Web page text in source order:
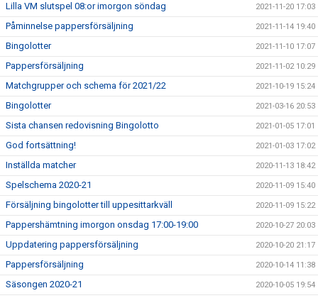
Lilla VM slutspel 08:or imorgon söndag 2021-11-20 17:03
Påminnelse pappersförsäljning 2021-11-14 19:40
Bingolotter 2021-11-10 17:07
Pappersförsäljning 2021-11-02 10:29
Matchgrupper och schema för 2021/22 2021-10-19 15:24
Bingolotter 2021-03-16 20:53
Sista chansen redovisning Bingolotto 2021-01-05 17:01
God fortsättning! 2021-01-03 17:02
Inställda matcher 2020-11-13 18:42
Spelschema 2020-21 2020-11-09 15:40
Försäljning bingolotter till uppesittarkväll 2020-11-09 15:22
Pappershämtning imorgon onsdag 17:00-19:00 2020-10-27 20:03
Uppdatering pappersförsäljning 2020-10-20 21:17
Pappersförsäljning 2020-10-14 11:38
Säsongen 2020-21 2020-10-05 19:54